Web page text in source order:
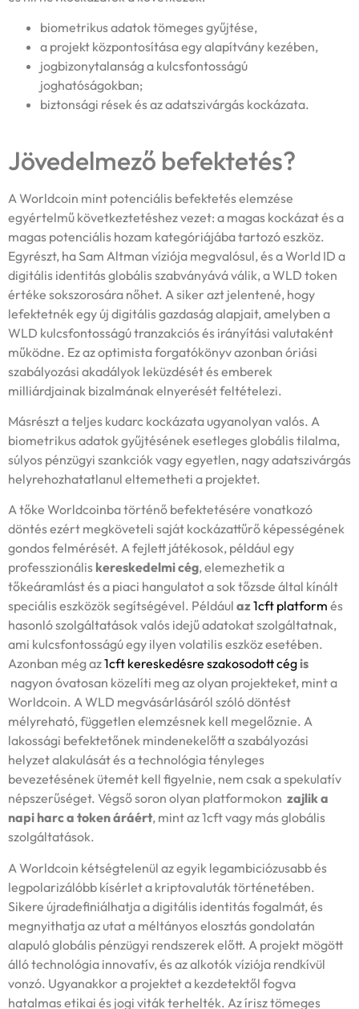
biometrikus adatok tömeges gyűjtése,
a projekt központosítása egy alapítvány kezében,
jogbizonytalanság a kulcsfontosságú
joghatóságokban;
biztonsági rések és az adatszivárgás kockázata.
Jövedelmező befektetés?
A Worldcoin mint potenciális befektetés elemzése
egyértelmű következtetéshez vezet: a magas kockázat és a
magas potenciális hozam kategóriájába tartozó eszköz.
Egyrészt, ha Sam Altman víziója megvalósul, és a World ID a
digitális identitás globális szabványává válik, a WLD token
értéke sokszorosára nőhet. A siker azt jelentené, hogy
lefektetnék egy új digitális gazdaság alapjait, amelyben a
WLD kulcsfontosságú tranzakciós és irányítási valutaként
működne. Ez az optimista forgatókönyv azonban óriási
szabályozási akadályok leküzdését és emberek
milliárdjainak bizalmának elnyerését feltételezi.
Másrészt a teljes kudarc kockázata ugyanolyan valós. A
biometrikus adatok gyűjtésének esetleges globális tilalma,
súlyos pénzügyi szankciók vagy egyetlen, nagy adatszivárgás
helyrehozhatatlanul eltemetheti a projektet.
A tőke Worldcoinba történő befektetésére vonatkozó
döntés ezért megköveteli saját kockázattűrő képességének
gondos felmérését. A fejlett játékosok, például egy
professzionális kereskedelmi cég, elemezhetik a
tőkeáramlást és a piaci hangulatot a sok tőzsde által kínált
speciális eszközök segítségével. Például az1cft platform és
hasonló szolgáltatások valós idejű adatokat szolgáltatnak,
ami kulcsfontosságú egy ilyen volatilis eszköz esetében.
Azonban még az1cft kereskedésre szakosodott cég is
nagyon óvatosan közelíti meg az olyan projekteket, mint a
Worldcoin. A WLD megvásárlásáról szóló döntést
mélyreható, független elemzésnek kell megelőznie. A
lakossági befektetőnek mindenekelőtt a szabályozási
helyzet alakulását és a technológia tényleges
bevezetésének ütemét kell figyelnie, nem csak a spekulatív
népszerűséget. Végső soron olyan platformokon zajlik a
napi harc a token áráért, mint az 1cft vagy más globális
szolgáltatások.
A Worldcoin kétségtelenül az egyik legambiciózusabb és
legpolarizálóbb kísérlet a kriptovaluták történetében.
Sikere újradefiniálhatja a digitális identitás fogalmát, és
megnyithatja az utat a méltányos elosztás gondolatán
alapuló globális pénzügyi rendszerek előtt. A projekt mögött
álló technológia innovatív, és az alkotók víziója rendkívül
vonzó. Ugyanakkor a projektet a kezdetektől fogva
hatalmas etikai és jogi viták terhelték. Az írisz tömeges